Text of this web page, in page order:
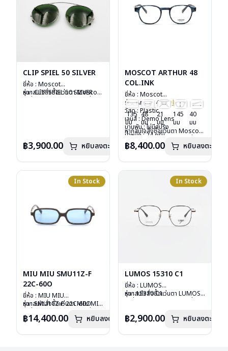
CLIP SPIEL 50 SILVER
ยี่ห้อ : Moscot
รุ่น : CLIP SPIEL 50 SILVER
การรับประกัน : 1 ปี
หากสนใจสั่งชื้อแว่นตา Moscot
฿3,900.00 หยิบลงตะกร้า
MOSCOT ARTHUR 48
COL.INK
ยี่ห้อ : Moscot
รุ่น : Arthur 48Col.ink
วัสดุ : Plastic
เลนส์ : Demo Lens
บานพับ : ไม่มีสปริง
น้ำหนัก : 24 กรัม
อุปกรณ์ : กล่องแว่น, กล่อง
กระดาษ, ผ้าเช็ดแว่น
การรับประกัน : 1 ปี
135
มม
48
มม
21
มม
145
มม
40
มม
หากสนใจสั่งชื้อแว่นตา Moscot
ลงไว้กรุณาติดต่อเราคลิก
฿8,400.00 หยิบลงตะกร้า
In Stock
MIU MIU SMU11Z-F
22C-60O
ยี่ห้อ : MIU MIU
รุ่น : SMU11Z-F 22C-60O
เลนส์ : กันแดดสีฟ้า
น้ำหนัก : 24 กรัม
หากสนใจสั่งชื้อแว่นตา MIU MIU
ลงไว้กรุณาติดต่อเรา
คลิก
฿14,400.00 หยิบลงตะกร้า
In Stock
LUMOS 15310 C1
ยี่ห้อ : LUMOS
รุ่น : 15310 C1
บานพับ : ไม่มีสปริง
อุปกรณ์ : กล่องแว่น , ผ้าเช็ดแว่น
หากสนใจสั่งชื้อแว่นตา LUMOS
฿2,900.00 หยิบลงตะกร้า